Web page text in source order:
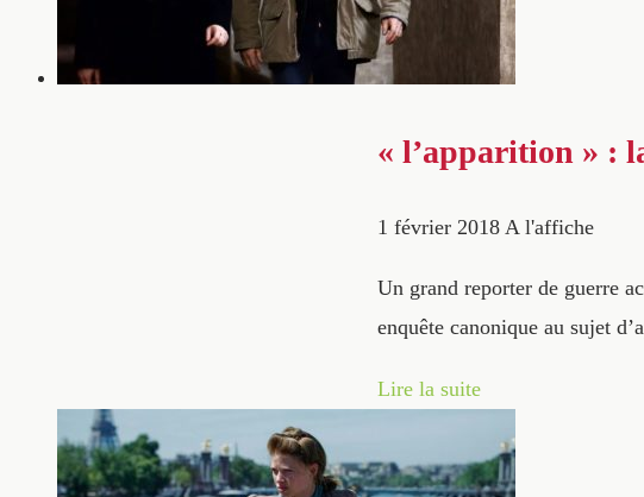
« l’apparition » :
1 février 2018 A l'affiche
Un grand reporter de guerre
enquête canonique au sujet
Lire la suite